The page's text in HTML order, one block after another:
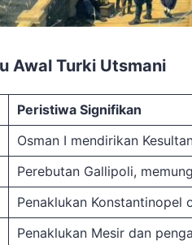
Awal Turki Utsmani
Peristiwa Signifikan
Osman I mendirikan
Perebutan Gallipoli,
Penaklukan Konstantinopel
Penaklukan Mesir dan